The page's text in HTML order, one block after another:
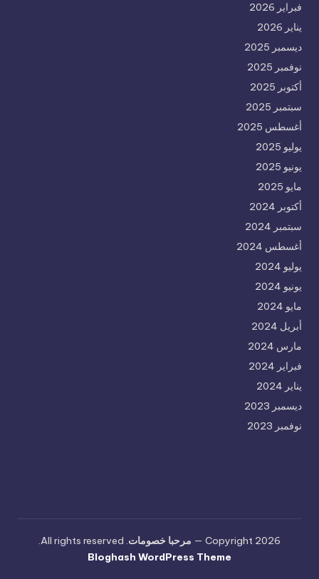
فبراير 2026
يناير 2026
ديسمبر 2025
نوفمبر 2025
أكتوبر 2025
سبتمبر 2025
أغسطس 2025
يوليو 2025
يونيو 2025
مايو 2025
أكتوبر 2024
سبتمبر 2024
أغسطس 2024
يوليو 2024
يونيو 2024
مايو 2024
أبريل 2024
مارس 2024
فبراير 2024
يناير 2024
ديسمبر 2023
نوفمبر 2023
Copyright 2026 — مرحبا خصومات. All rights reserved.
Bloghash WordPress Theme